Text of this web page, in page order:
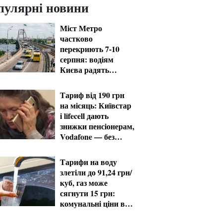
новини
Міст Метро
частково
перекриють 7-10
серпня: водіям
Києва радять
Тариф від 190 грн
на місяць: Київстар
і lifecell дають
знижки пенсіонерам,
Vodafone — без
Тарифи на воду
злетіли до 91,24 грн/
куб, газ може
сягнути 15 грн:
комунальні ціни в